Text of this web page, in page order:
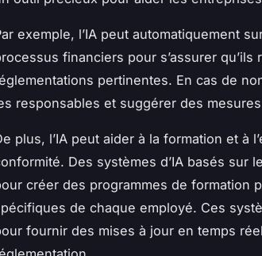
exemple, l’IA peut automatiquement
financiers pour s’assurer
pertinentes. En cas de
responsables et suggérer des
plus, l’IA peut aider à la formation et à
Des systèmes d’IA basés sur le
créer des programmes de formation
de chaque employé. Ces
fournir des mises à jour en temps